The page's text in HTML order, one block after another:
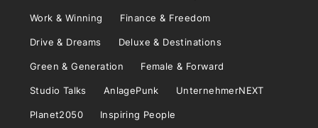
Work & Winning Finance & Freedom
Drive & Dreams Deluxe & Destinations
Green & Generation Female & Forward
Studio Talks AnlagePunk UnternehmerNEXT
Planet2050 Inspiring People